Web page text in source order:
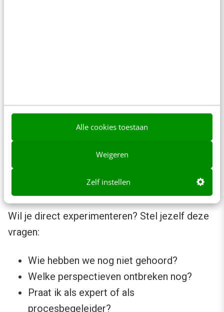
Alle cookies toestaan
Weigeren
Zelf instellen
belangrijke adviserende en ondersteunende rol.
Ze kunnen gesprekken ontwerpen, werkvormen
kiezen en vragen formuleren die verschillende
perspectieven naar boven halen.
Wil je direct experimenteren? Stel jezelf deze
vragen:
Wie hebben we nog niet gehoord?
Welke perspectieven ontbreken nog?
Praat ik als expert of als
procesbegeleider?